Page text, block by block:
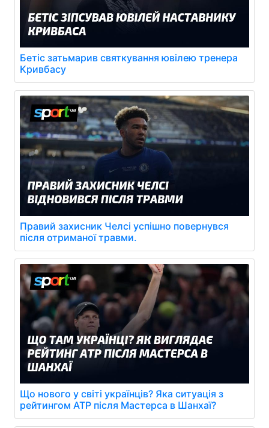
Бетіс затьмарив святкування ювілею тренера
Кривбасу
Правий захисник Челсі успішно повернувся
після отриманої травми.
Що нового у світі українців? Яка ситуація з
рейтингом АТР після Мастерса в Шанхаї?